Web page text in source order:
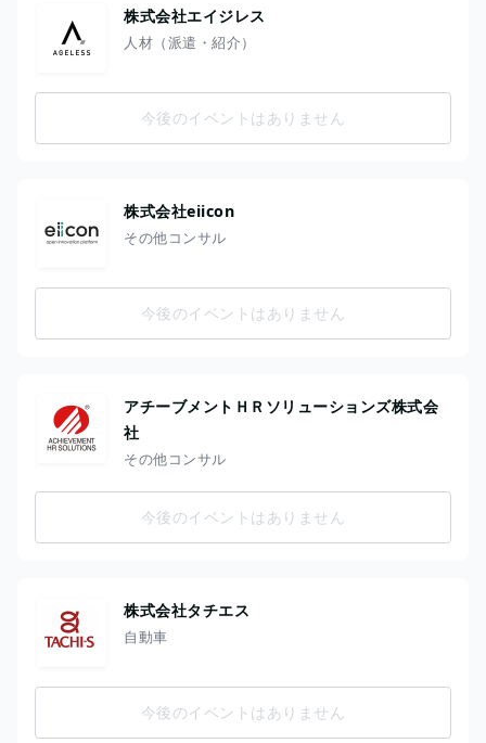
株式会社エイジレス
人材（派遣・紹介）
今後のイベントはありません
株式会社eiicon
その他コンサル
今後のイベントはありません
アチーブメントＨＲソリューションズ株式会
社
その他コンサル
今後のイベントはありません
株式会社タチエス
自動車
今後のイベントはありません